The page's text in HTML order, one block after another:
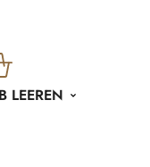
LEEREN